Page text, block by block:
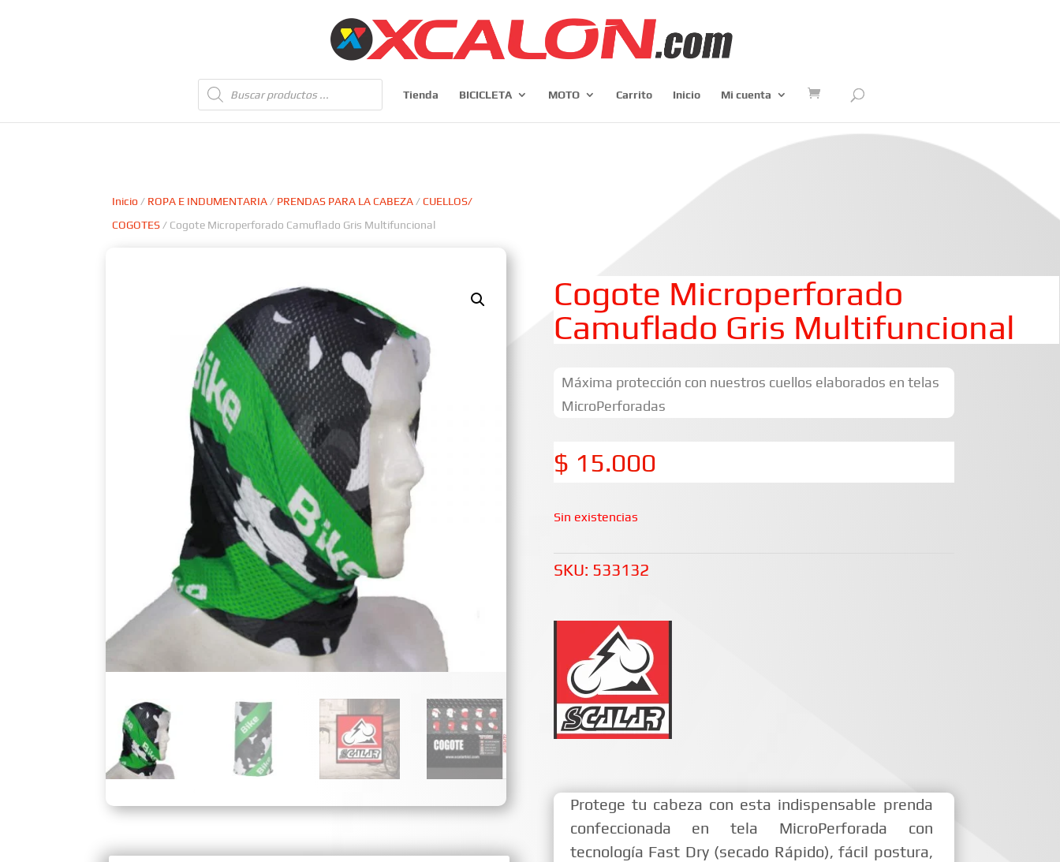
Búsqueda
de
productos
Tienda BICICLETA MOTO Carrito Inicio Mi cuenta
Inicio / ROPA E INDUMENTARIA/ PRENDAS PARA LA CABEZA/CUELLOS/
COGOTES/ Cogote Microperforado Camuflado Gris Multifuncional
Cogote Microperforado
Camuflado Gris Multifuncional
Máxima protección con nuestros cuellos elaborados en telas
MicroPerforadas
$ 15.000
Sin existencias
SKU: 533132
Protege tu cabeza con esta indispensable prenda
confeccionada en tela MicroPerforada con
tecnología Fast Dry (secado Rápido), fácil postura,